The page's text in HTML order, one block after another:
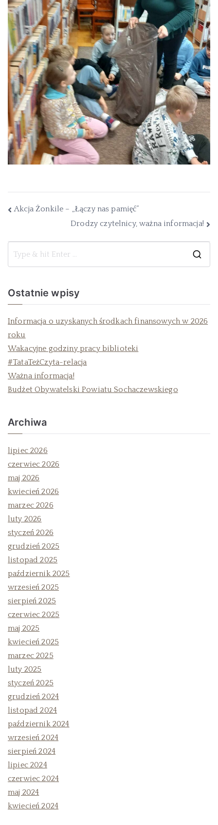
Akcja Żonkile – „Łączy nas pamięć”
Drodzy czytelnicy, ważna informacja!
Ostatnie wpisy
Informacja o uzyskanych środkach finansowych w 2026
roku
Wakacyjne godziny pracy biblioteki
#TataTeżCzyta-relacja
Ważna informacja!
Budżet Obywatelski Powiatu Sochaczewskiego
Archiwa
lipiec 2026
czerwiec 2026
maj 2026
kwiecień 2026
marzec 2026
luty 2026
styczeń 2026
grudzień 2025
listopad 2025
październik 2025
wrzesień 2025
sierpień 2025
czerwiec 2025
maj 2025
kwiecień 2025
marzec 2025
luty 2025
styczeń 2025
grudzień 2024
listopad 2024
październik 2024
wrzesień 2024
sierpień 2024
lipiec 2024
czerwiec 2024
maj 2024
kwiecień 2024